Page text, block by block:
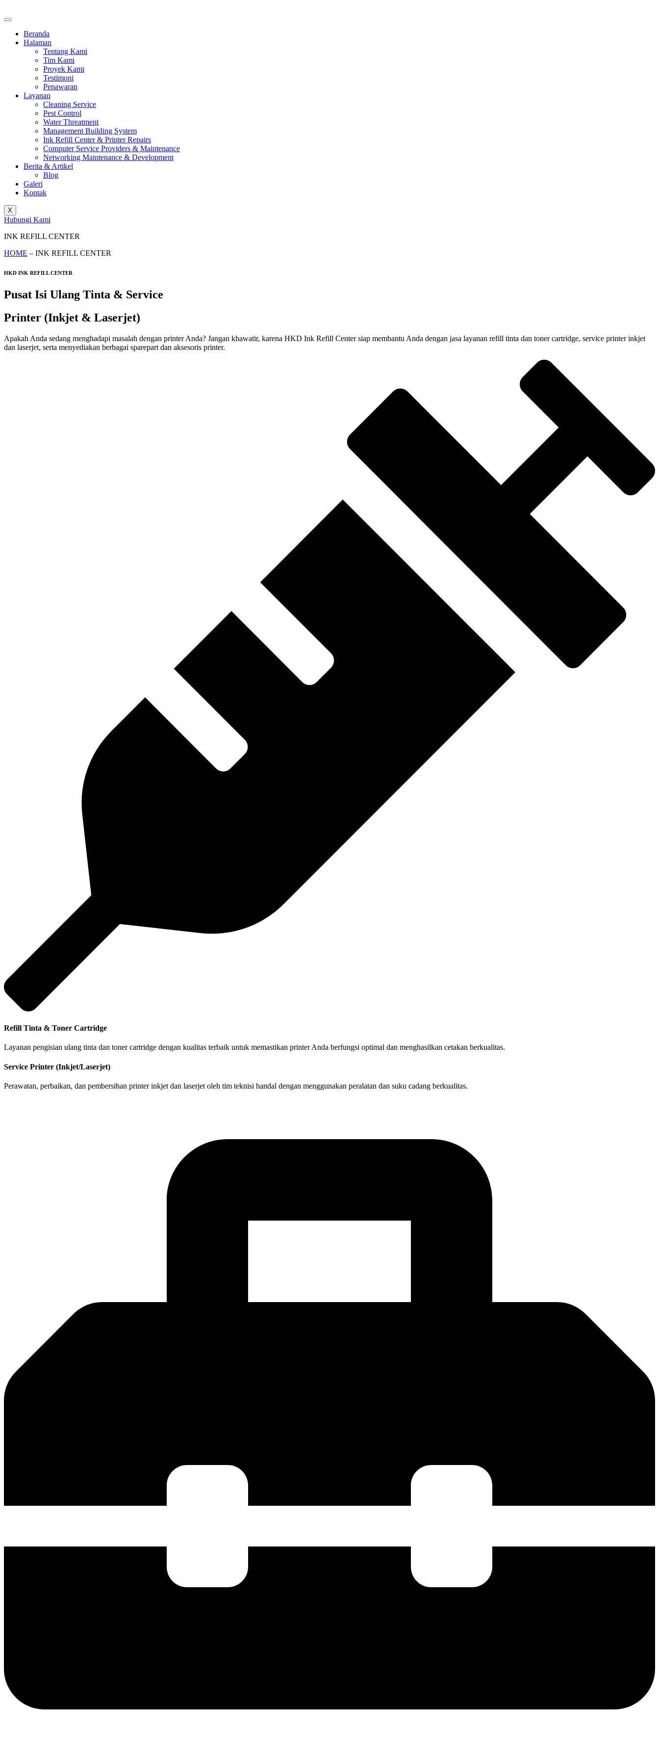
Beranda
Halaman
Tentang Kami
Tim Kami
Proyek Kami
Testimoni
Penawaran
Layanan
Cleaning Service
Pest Control
Water Threatment
Management Building System
Ink Refill Center & Printer Repairs
Computer Service Providers & Maintenance
Networking Maintenance & Development
Berita & Artikel
Blog
Galeri
Kontak
X
Hubungi Kami
INK REFILL CENTER
HOME – INK REFILL CENTER
HKD INK REFILL CENTER
Pusat Isi Ulang Tinta & Service
Printer (Inkjet & Laserjet)
Apakah Anda sedang menghadapi masalah dengan printer Anda? Jangan khawatir, karena HKD Ink Refill Center siap membantu Anda dengan jasa layanan refill tinta dan toner cartridge, service printer inkjet
dan laserjet, serta menyediakan berbagai sparepart dan aksesoris printer.
Refill Tinta & Toner Cartridge
Layanan pengisian ulang tinta dan toner cartridge dengan kualitas terbaik untuk memastikan printer Anda berfungsi optimal dan menghasilkan cetakan berkualitas.
Service Printer (Inkjet/Laserjet)
Perawatan, perbaikan, dan pembersihan printer inkjet dan laserjet oleh tim teknisi handal dengan menggunakan peralatan dan suku cadang berkualitas.